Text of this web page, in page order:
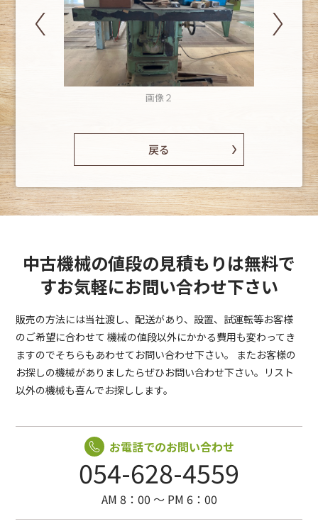
画像２
戻る
中古機械の値段の見積もりは無料で
すお気軽にお問い合わせ下さい
販売の方法には当社渡し、配送があり、設置、試運転等お客様
のご希望に合わせて 機械の値段以外にかかる費用も変わってき
ますのでそちらもあわせてお問い合わせ下さい。
またお客様の
お探しの機械がありましたらぜひお問い合わせ下さい。リスト
以外の機械も喜んでお探しします。
お電話でのお問い合わせ
054-628-4559
AM 8：00 〜 PM 6：00